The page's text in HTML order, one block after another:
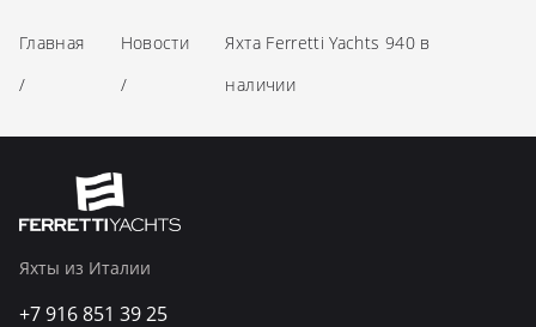
Главная
/
Новости
/
Яхта Ferretti Yachts 940 в
наличии
Яхты из Италии
+7 916 851 39 25